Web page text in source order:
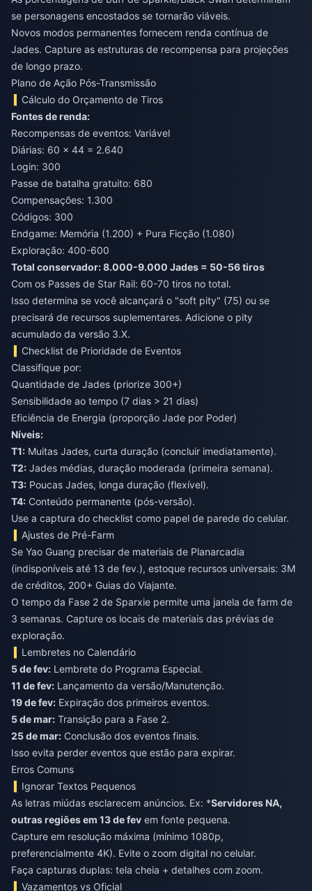
se personagens encostados se tornarão viáveis.
Novos modos permanentes fornecem renda contínua de
Jades. Capture as estruturas de recompensa para projeções
de longo prazo.
Plano de Ação Pós-Transmissão
Cálculo do Orçamento de Tiros
Fontes de renda:
Recompensas de eventos: Variável
Diárias: 60 × 44 = 2.640
Login: 300
Passe de batalha gratuito: 680
Compensações: 1.300
Códigos: 300
Endgame: Memória (1.200) + Pura Ficção (1.080)
Exploração: 400-600
Total conservador: 8.000-9.000 Jades = 50-56 tiros
Com os Passes de Star Rail: 60-70 tiros no total.
Isso determina se você alcançará o "soft pity" (75) ou se
precisará de recursos suplementares. Adicione o pity
acumulado da versão 3.X.
Checklist de Prioridade de Eventos
Classifique por:
Quantidade de Jades (priorize 300+)
Sensibilidade ao tempo (7 dias > 21 dias)
Eficiência de Energia (proporção Jade por Poder)
Níveis:
T1: Muitas Jades, curta duração (concluir imediatamente).
T2: Jades médias, duração moderada (primeira semana).
T3: Poucas Jades, longa duração (flexível).
T4: Conteúdo permanente (pós-versão).
Use a captura do checklist como papel de parede do celular.
Ajustes de Pré-Farm
Se Yao Guang precisar de materiais de Planarcadia
(indisponíveis até 13 de fev.), estoque recursos universais: 3M
de créditos, 200+ Guias do Viajante.
O tempo da Fase 2 de Sparxie permite uma janela de farm de
3 semanas. Capture os locais de materiais das prévias de
exploração.
Lembretes no Calendário
5 de fev: Lembrete do Programa Especial.
11 de fev: Lançamento da versão/Manutenção.
19 de fev: Expiração dos primeiros eventos.
5 de mar: Transição para a Fase 2.
25 de mar: Conclusão dos eventos finais.
Isso evita perder eventos que estão para expirar.
Erros Comuns
Ignorar Textos Pequenos
As letras miúdas esclarecem anúncios. Ex: *Servidores NA,
outras regiões em 13 de fev em fonte pequena.
Capture em resolução máxima (mínimo 1080p,
preferencialmente 4K). Evite o zoom digital no celular.
Faça capturas duplas: tela cheia + detalhes com zoom.
Vazamentos vs Oficial